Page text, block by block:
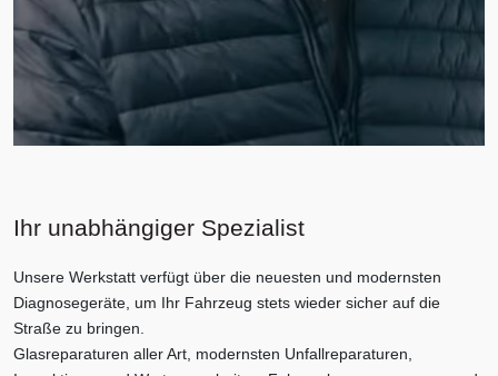
Ihr unabhängiger Spezialist
Unsere Werkstatt verfügt über die neuesten und modernsten
Diagnosegeräte, um Ihr Fahrzeug stets wieder sicher auf die
Straße zu bringen.
Glasreparaturen aller Art, modernsten Unfallreparaturen,